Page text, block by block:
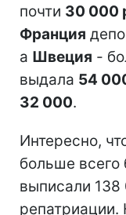
почти 30 000
Франция
а Швеция -
выдала 54
32 000.
Интересно,
больше всего
выписали 138
репатриации.